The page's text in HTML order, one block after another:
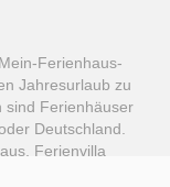
Ferienhaus-
Jahresurlaub zu
sind Ferienhäuser
Deutschland.
Ferienvilla